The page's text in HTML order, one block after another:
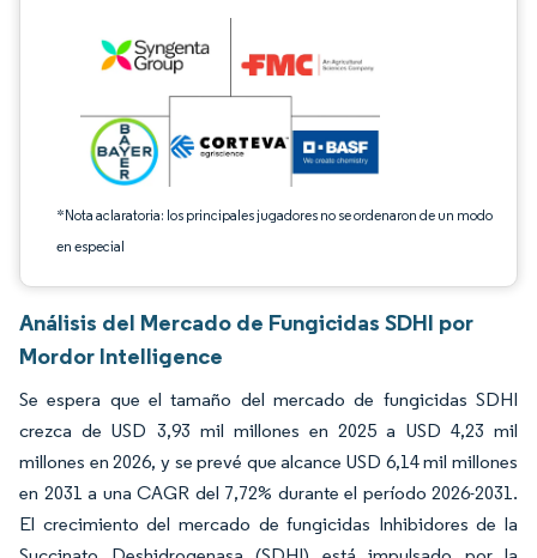
*Nota aclaratoria: los principales jugadores no se ordenaron de un modo
en especial
Análisis del Mercado de Fungicidas SDHI por
Mordor Intelligence
Se espera que el tamaño del mercado de fungicidas SDHI
crezca de USD 3,93 mil millones en 2025 a USD 4,23 mil
millones en 2026, y se prevé que alcance USD 6,14 mil millones
en 2031 a una CAGR del 7,72% durante el período 2026-2031.
El crecimiento del mercado de fungicidas Inhibidores de la